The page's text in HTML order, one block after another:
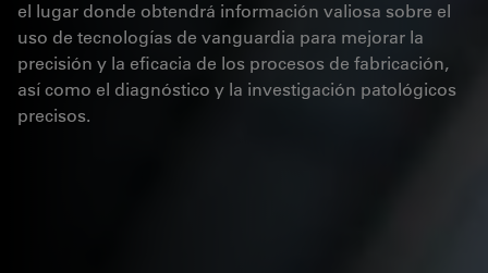
el lugar donde obtendrá información valiosa sobre el
uso de tecnologías de vanguardia para mejorar la
precisión y la eficacia de los procesos de fabricación,
así como el diagnóstico y la investigación patológicos
precisos.